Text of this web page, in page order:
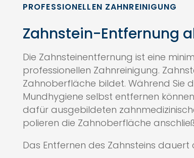
PROFESSIONELLEN ZAHNREINIGUNG
Zahnstein-Entfernung
Die Zahnsteinentfernung ist eine
professionellen Zahnreinigung.
Zahnoberfläche bildet. Während Sie
Mundhygiene selbst entfernen
dafür ausgebildeten
polieren die Zahnoberfläche
Das Entfernen des Zahnsteins dauert